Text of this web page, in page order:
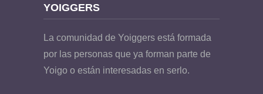
YOIGGERS
La comunidad de Yoiggers está formada
por las personas que ya forman parte de
Yoigo o están interesadas en serlo.